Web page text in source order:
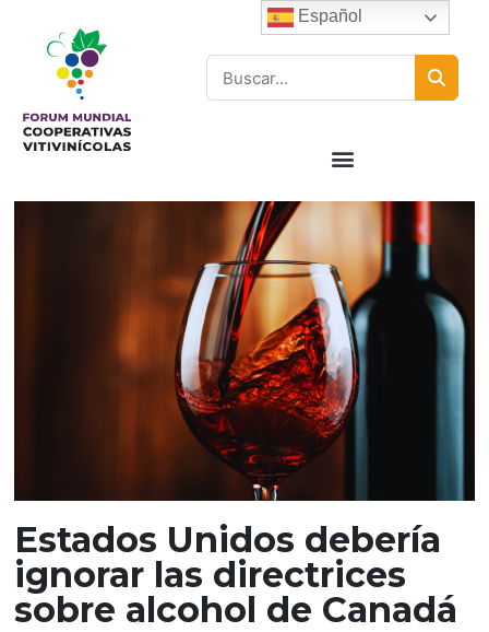
Estados Unidos debería
ignorar las directrices
sobre alcohol de Canadá
Español